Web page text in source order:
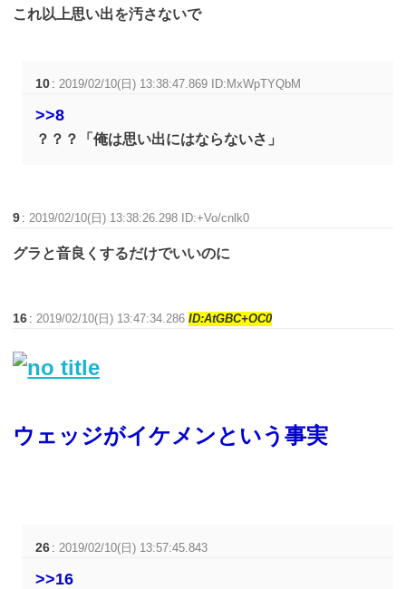
これ以上思い出を汚さないで
10 :2019/02/10(日) 13:38:47.869 ID:MxWpTYQbM
>>8
？？？「俺は思い出にはならないさ」
9 :2019/02/10(日) 13:38:26.298 ID:+Vo/cnlk0
グラと音良くするだけでいいのに
16 :2019/02/10(日) 13:47:34.286ID:AtGBC+OC0
ウェッジがイケメンという事実
26 : 2019/02/10(日) 13:57:45.843
>>16